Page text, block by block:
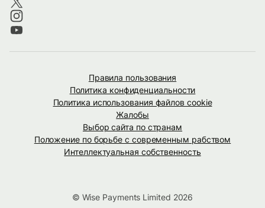
Правила пользования
Политика конфиденциальности
Политика использования файлов cookie
Жалобы
Выбор сайта по странам
Положение по борьбе с современным рабством
Интеллектуальная собственность
© Wise Payments Limited 2026